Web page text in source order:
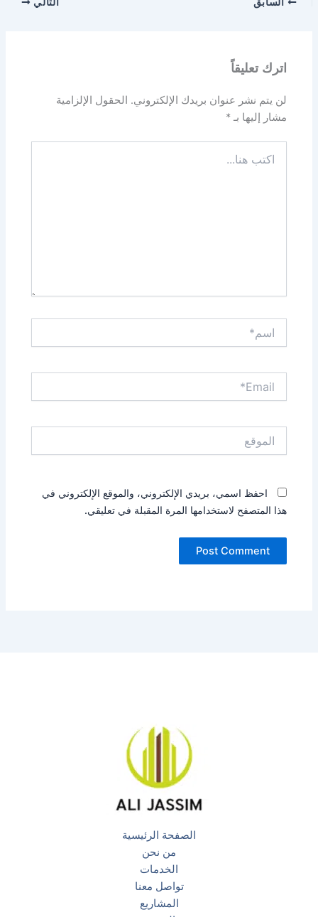
اترك تعليقاً
لن يتم نشر عنوان بريدك الإلكتروني. الحقول الإلزامية
مشار إليها بـ*
هنا...
احفظ اسمي، بريدي الإلكتروني، والموقع الإلكتروني في
هذا المتصفح لاستخدامها المرة المقبلة في تعليقي.
الصفحة الرئيسية
من نحن
الخدمات
تواصل معنا
المشاريع